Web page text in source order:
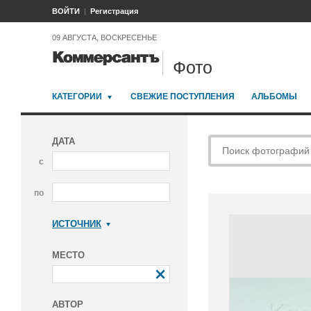
ВОЙТИ Регистрация
09 АВГУСТА, ВОСКРЕСЕНЬЕ
Фото
КАТЕГОРИИ СВЕЖИЕ ПОСТУПЛЕНИЯ АЛЬБОМЫ
ДАТА
с
по
ИСТОЧНИК
МЕСТО
АВТОР